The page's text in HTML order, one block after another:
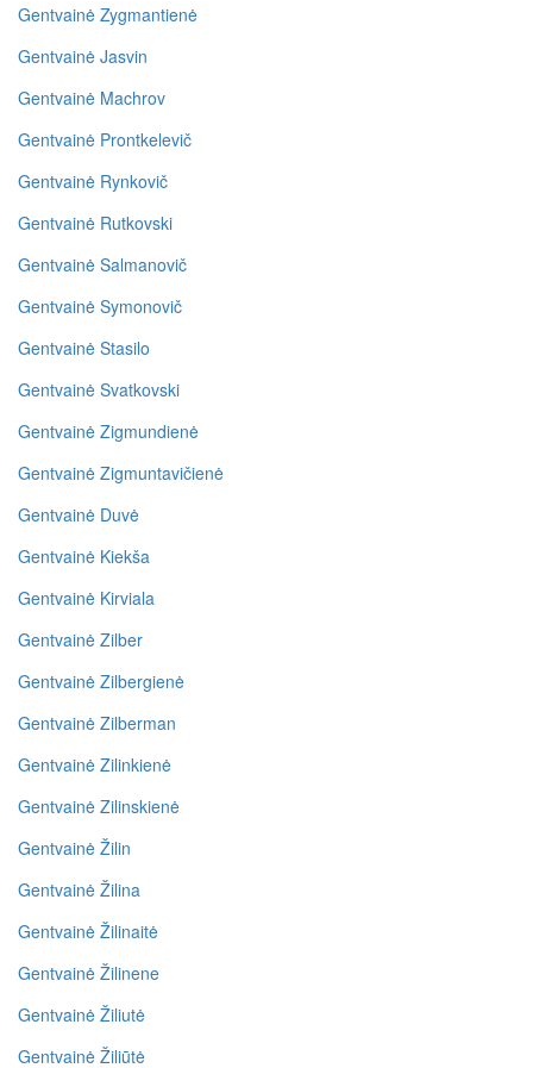
Gentvainė Zygmantienė
Gentvainė Jasvin
Gentvainė Machrov
Gentvainė Prontkelevič
Gentvainė Rynkovič
Gentvainė Rutkovski
Gentvainė Salmanovič
Gentvainė Symonovič
Gentvainė Stasilo
Gentvainė Svatkovski
Gentvainė Zigmundienė
Gentvainė Zigmuntavičienė
Gentvainė Duvė
Gentvainė Kiekša
Gentvainė Kirviala
Gentvainė Zilber
Gentvainė Zilbergienė
Gentvainė Zilberman
Gentvainė Zilinkienė
Gentvainė Zilinskienė
Gentvainė Žilin
Gentvainė Žilina
Gentvainė Žilinaitė
Gentvainė Žilinene
Gentvainė Žiliutė
Gentvainė Žiliūtė